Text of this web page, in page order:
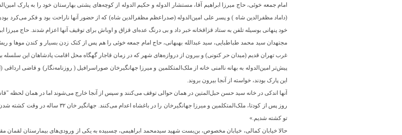
امام جمعه خوئی، حاج میرزا ابراهیم آقا، مستشار الدوله و حکیم الدوله از کوچه‌های پشتی بهارستان خود را به پارک
(داماد مظفرالدین شاه ) و پسر علی امین‌الدوله (صدراعظم مظفرالدین شاه) که از حضور آنها ناراحت بود و فکر می‌کرد
خود پنهانی بوسیله تلفن به ستاد قزاقخانه خبر داد و بی درنگ عده‌ای قزاق و اوباش برای توقیف آنها اعزام شدند. حاج
مجتهدان سید محمد طباطبایی، سید عبدالله بهبهانی، حاج امام جمعه خوئی را هم پس از کتک زدن بسیار و کندن موها و
غرب تهران قدیم (میدان حر کنونی) و بیرون از دروازه‌های شهر که در زمان قاجار گهگاه محل اقامت پادشاهان این سلسله
پیش‌تر امین‌الدوله به بهانه ناامنی خانه از ملک‌المتکلمین و میرزا جهانگیرخان صوراسرافیل ( روزنامه‌نگار) و قاضی
این پارک بودند، خواسته از آنجا بیرون بروند.
آنها اندکی در خانه سید حسن حبل‌المتین در همان حوالی توقف می‌کنند و سپس از آنجا خارج می‌شوند اما در همان لحظه
روز پس از کودتا، ملک‌المتکلمین و میرزا
تو کشته شدیم.»
حالا خیابان کمالی، خیابان مخصوص، بن‌بست شهید سیدمحمد ابراهیمی، چسبیده به یکی از ورودی‌های بیمارستان لقمان